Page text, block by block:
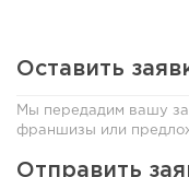
Оставить
Мы передадим вашу
франшизы или
Отправить